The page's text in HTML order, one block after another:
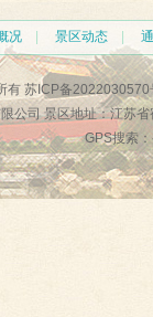
况 景区动态
有 苏ICP备2022030570
公司 景区地址：江苏
GPS搜索